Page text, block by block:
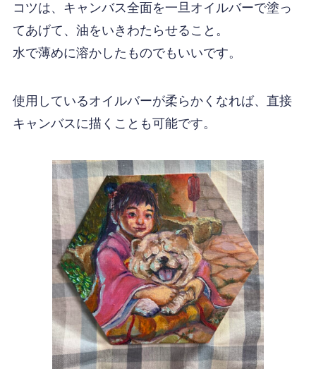
コツは、キャンバス全面を一旦オイルバーで塗っ
てあげて、油をいきわたらせること。
水で薄めに溶かしたものでもいいです。
使用しているオイルバーが柔らかくなれば、直接
キャンバスに描くことも可能です。